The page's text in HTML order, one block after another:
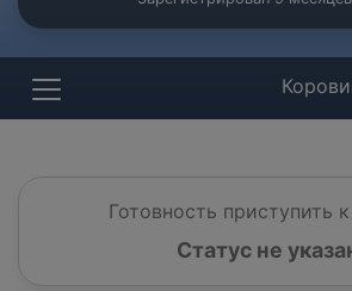
Готовность приступить
Статус не